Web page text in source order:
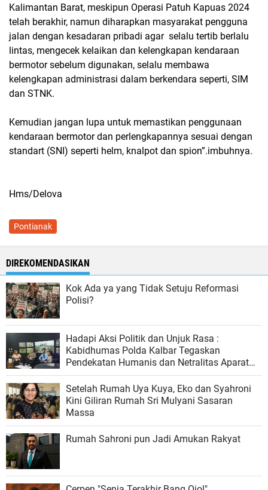
Kalimantan Barat, meskipun Operasi Patuh Kapuas 2024
telah berakhir, namun diharapkan masyarakat pengguna
jalan dengan kesadaran pribadi agar selalu tertib berlalu
lintas, mengecek kelaikan dan kelengkapan kendaraan
bermotor sebelum digunakan, selalu membawa
kelengkapan administrasi dalam berkendara seperti, SIM
dan STNK.
Kemudian jangan lupa untuk memastikan penggunaan
kendaraan bermotor dan perlengkapannya sesuai dengan
standart (SNI) seperti helm, knalpot dan spion”.imbuhnya.
Hms/Delova
Pontianak
DIREKOMENDASIKAN
Kok Ada ya yang Tidak Setuju Reformasi
Polisi?
Hadapi Aksi Politik dan Unjuk Rasa :
Kabidhumas Polda Kalbar Tegaskan
Pendekatan Humanis dan Netralitas Aparat
dalam Mengamankan Aksi Massa
Setelah Rumah Uya Kuya, Eko dan Syahroni
Kini Giliran Rumah Sri Mulyani Sasaran
Massa
Rumah Sahroni pun Jadi Amukan Rakyat